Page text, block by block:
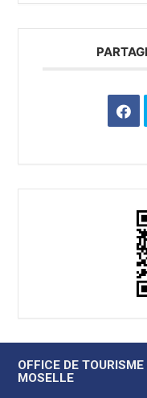
OFFICE DE
MOSELLE